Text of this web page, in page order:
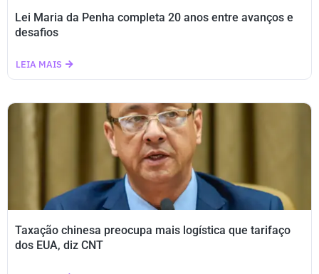
Lei Maria da Penha completa 20 anos entre avanços e
desafios
LEIA MAIS
Taxação chinesa preocupa mais logística que tarifaço
dos EUA, diz CNT